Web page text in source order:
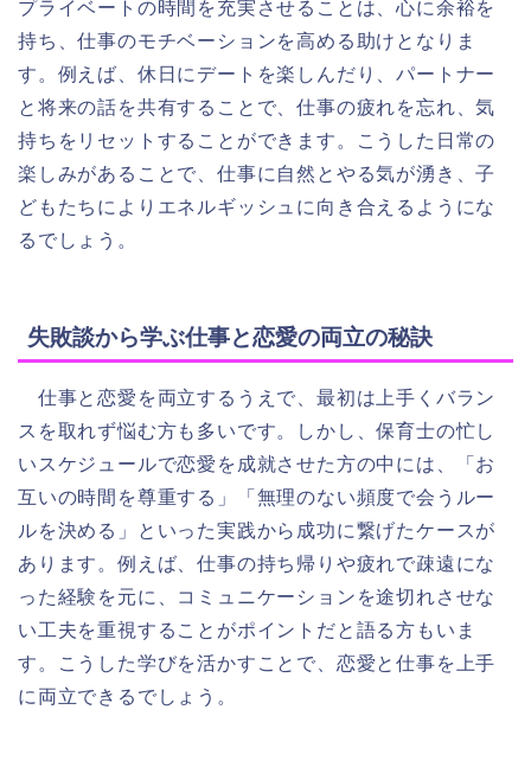
プライベートの時間を充実させることは、心に余裕を
持ち、仕事のモチベーションを高める助けとなりま
す。例えば、休日にデートを楽しんだり、パートナー
と将来の話を共有することで、仕事の疲れを忘れ、気
持ちをリセットすることができます。こうした日常の
楽しみがあることで、仕事に自然とやる気が湧き、子
どもたちによりエネルギッシュに向き合えるようにな
るでしょう。
失敗談から学ぶ仕事と恋愛の両立の秘訣
仕事と恋愛を両立するうえで、最初は上手くバラン
スを取れず悩む方も多いです。しかし、保育士の忙し
いスケジュールで恋愛を成就させた方の中には、「お
互いの時間を尊重する」「無理のない頻度で会うルー
ルを決める」といった実践から成功に繋げたケースが
あります。例えば、仕事の持ち帰りや疲れで疎遠にな
った経験を元に、コミュニケーションを途切れさせな
い工夫を重視することがポイントだと語る方もいま
す。こうした学びを活かすことで、恋愛と仕事を上手
に両立できるでしょう。